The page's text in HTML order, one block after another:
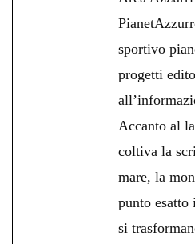
sportivo
progetti
Accanto al
coltiva la
mare, la
punto esatto
si